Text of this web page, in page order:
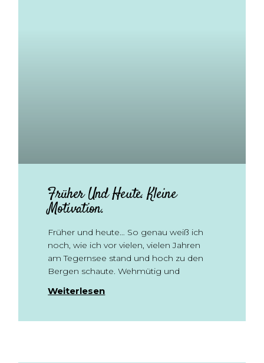
Früher Und Heute. Kleine
Motivation.
Früher und heute… So genau weiß ich
noch, wie ich vor vielen, vielen Jahren
am Tegernsee stand und hoch zu den
Bergen schaute. Wehmütig und
Weiterlesen